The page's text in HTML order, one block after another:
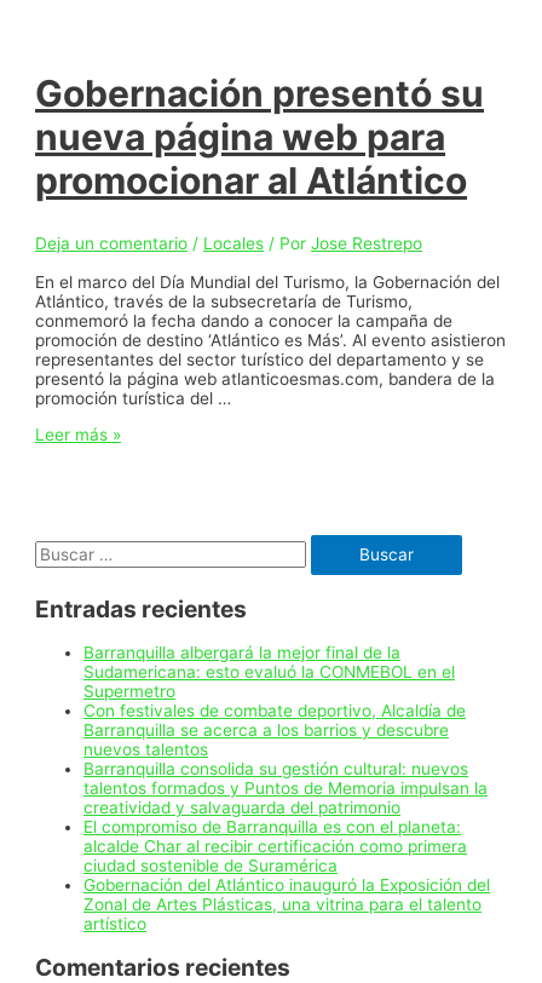
Gobernación presentó su
nueva página web para
promocionar al Atlántico
Deja un comentario / Locales / PorJose Restrepo
En el marco del Día Mundial del Turismo, la Gobernación del
Atlántico, través de la subsecretaría de Turismo,
conmemoró la fecha dando a conocer la campaña de
promoción de destino ‘Atlántico es Más’. Al evento asistieron
representantes del sector turístico del departamento y se
presentó la página web atlanticoesmas.com, bandera de la
promoción turística del …
Gobernación
para
promocionar
Atlántico
Leer más »
Buscar:
Entradas recientes
Barranquilla albergará la mejor final de la
Sudamericana: esto evaluó la CONMEBOL en el
Supermetro
Con festivales de combate deportivo, Alcaldía de
Barranquilla se acerca a los barrios y descubre
nuevos talentos
Barranquilla consolida su gestión cultural: nuevos
talentos formados y Puntos de Memoria impulsan la
creatividad y salvaguarda del patrimonio
El compromiso de Barranquilla es con el planeta:
alcalde Char al recibir certificación como primera
ciudad sostenible de Suramérica
Gobernación del Atlántico inauguró la Exposición del
Zonal de Artes Plásticas, una vitrina para el talento
artístico
Comentarios recientes